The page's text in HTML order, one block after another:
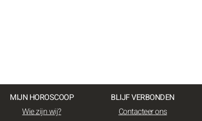
MIJN HOROSCOOP
Wie zijn wij?
BLIJF VERBONDEN
Contacteer ons